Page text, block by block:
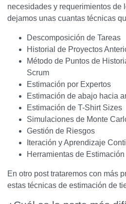
necesidades y requerimientos de
dejamos unas cuantas técnicas
Descomposición de Tareas
Historial de Proyectos
Método de Puntos de
Scrum
Estimación por Expertos
Estimación de abajo hacia
Estimación de T-Shirt Sizes
Simulaciones de Monte
Gestión de Riesgos
Iteración y Aprendizaje
Herramientas de Estimación
En otro post trataremos con más
estas técnicas de estimación de